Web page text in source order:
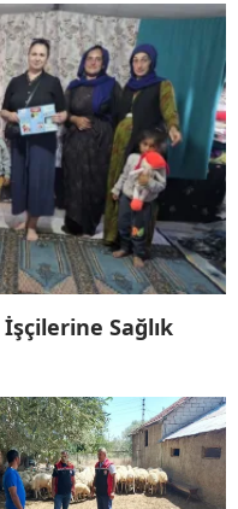
Sağlık